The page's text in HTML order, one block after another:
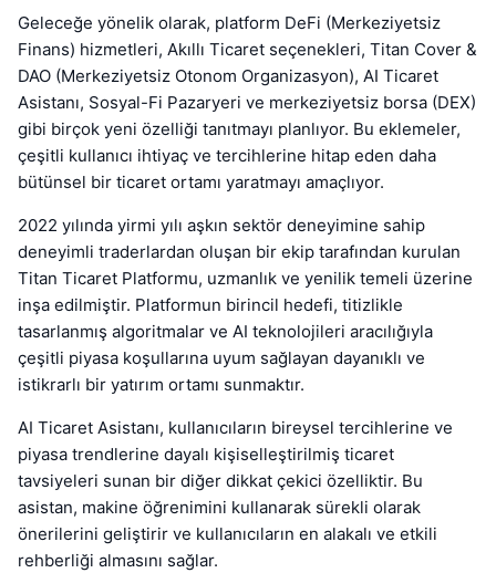
Geleceğe yönelik olarak, platform DeFi (Merkeziyetsiz
Finans) hizmetleri, Akıllı Ticaret seçenekleri, Titan Cover &
DAO (Merkeziyetsiz Otonom Organizasyon), AI Ticaret
Asistanı, Sosyal-Fi Pazaryeri ve merkeziyetsiz borsa (DEX)
gibi birçok yeni özelliği tanıtmayı planlıyor. Bu eklemeler,
çeşitli kullanıcı ihtiyaç ve tercihlerine hitap eden daha
bütünsel bir ticaret ortamı yaratmayı amaçlıyor.
2022 yılında yirmi yılı aşkın sektör deneyimine sahip
deneyimli traderlardan oluşan bir ekip tarafından kurulan
Titan Ticaret Platformu, uzmanlık ve yenilik temeli üzerine
inşa edilmiştir. Platformun birincil hedefi, titizlikle
tasarlanmış algoritmalar ve AI teknolojileri aracılığıyla
çeşitli piyasa koşullarına uyum sağlayan dayanıklı ve
istikrarlı bir yatırım ortamı sunmaktır.
AI Ticaret Asistanı, kullanıcıların bireysel tercihlerine ve
piyasa trendlerine dayalı kişiselleştirilmiş ticaret
tavsiyeleri sunan bir diğer dikkat çekici özelliktir. Bu
asistan, makine öğrenimini kullanarak sürekli olarak
önerilerini geliştirir ve kullanıcıların en alakalı ve etkili
rehberliği almasını sağlar.